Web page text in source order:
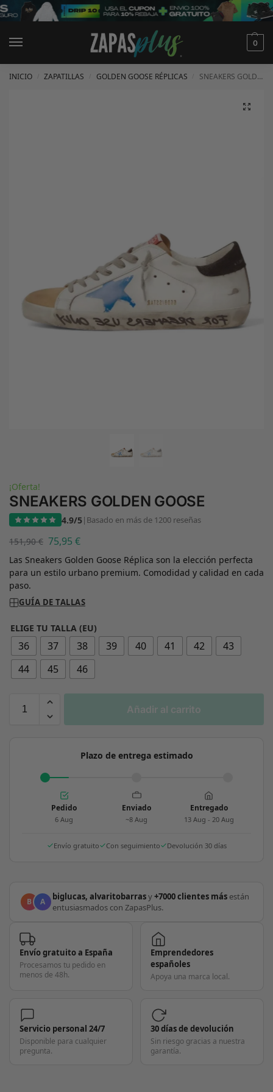
0
INICIO ZAPATILLAS GOLDEN GOOSE RÉPLICAS SNEAKERS GOLDEN GOOSE
¡Oferta!
SNEAKERS GOLDEN GOOSE
4.9/5| Basado en más de 1200 reseñas
151,90€ 75,95 €
Las Sneakers Golden Goose Réplica son la elección perfecta
para un estilo urbano premium. Comodidad y calidad en cada
paso.
GUÍA DE TALLAS
ELIGE TU TALLA (EU)
36 37 38 39 40 41 42
43
44
45 46
Añadir al carrito
Plazo de entrega estimado
Pedido
6 Aug
Enviado
~8 Aug
Entregado
13 Aug - 20 Aug
Envío gratuito Con seguimiento Devolución 30 días
B A biglucas, alvaritobarrasy+7000 clientes más están
entusiasmados con ZapasPlus.
Envío gratuito a España
Procesamos tu pedido en
menos de 48h.
Emprendedores
españoles
Apoya una marca local.
Servicio personal 24/7
Disponible para cualquier
pregunta.
30 días de devolución
Sin riesgo gracias a nuestra
garantía.